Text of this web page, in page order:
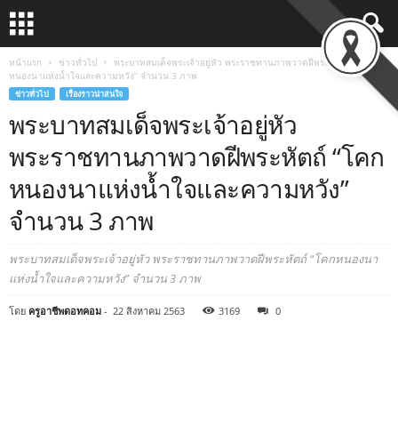
หน้าแรก ข่าวทั่วไป
พระบาทสมเด็จพระเจ้าอยู่หัว พระราชทานภาพวาดฝีพระหัตถ์ “โคก
หนองนาแห่งน้ำใจและความหวัง” จำนวน 3 ภาพ
ข่าวทั่วไป เรื่องราวน่าสนใจ
พระบาทสมเด็จพระเจ้าอยู่หัว
พระราชทานภาพวาดฝีพระหัตถ์ “โคก
หนองนาแห่งน้ำใจและความหวัง”
จำนวน 3 ภาพ
พระบาทสมเด็จพระเจ้าอยู่หัว พระราชทานภาพวาดฝีพระหัตถ์ “โคกหนองนา
แห่งน้ำใจและความหวัง” จำนวน 3 ภาพ
โดย ครูอาชีพดอทคอม - 22 สิงหาคม 2563 3169 0